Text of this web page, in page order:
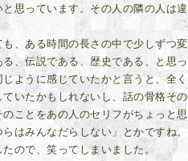
思っています。その人の隣の人は
、ある時間の長さの中で少しずつ
、伝説である、歴史である、と思
ように感じていたかと言うと、全
いたかもしれないし、話の骨格そ
ことをあの人のセリフがちょっと
らはみんなだらしない」とかですね
ので、笑ってしまいました。